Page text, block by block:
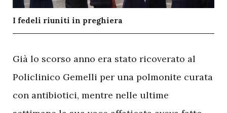
I fedeli riuniti in preghiera
Già lo scorso anno era stato ricoverato al
Policlinico Gemelli per una polmonite curata
con antibiotici, mentre nelle ultime